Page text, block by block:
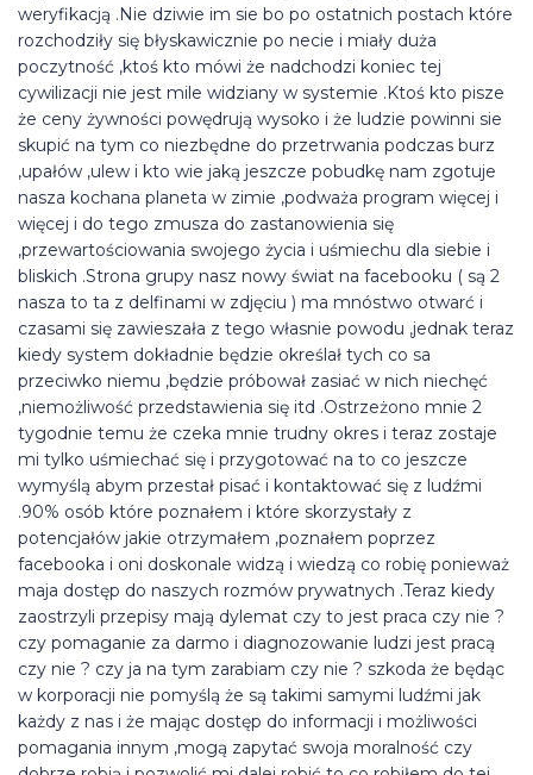
weryfikacją .Nie dziwie im sie bo po ostatnich postach które
rozchodziły się błyskawicznie po necie i miały duża
poczytność ,ktoś kto mówi że nadchodzi koniec tej
cywilizacji nie jest mile widziany w systemie .Ktoś kto pisze
że ceny żywności powędrują wysoko i że ludzie powinni sie
skupić na tym co niezbędne do przetrwania podczas burz
,upałów ,ulew i kto wie jaką jeszcze pobudkę nam zgotuje
nasza kochana planeta w zimie ,podważa program więcej i
więcej i do tego zmusza do zastanowienia się
,przewartościowania swojego życia i uśmiechu dla siebie i
bliskich .Strona grupy nasz nowy świat na facebooku ( są 2
nasza to ta z delfinami w zdjęciu ) ma mnóstwo otwarć i
czasami się zawieszała z tego własnie powodu ,jednak teraz
kiedy system dokładnie będzie określał tych co sa
przeciwko niemu ,będzie próbował zasiać w nich niechęć
,niemożliwość przedstawienia się itd .Ostrzeżono mnie 2
tygodnie temu że czeka mnie trudny okres i teraz zostaje
mi tylko uśmiechać się i przygotować na to co jeszcze
wymyślą abym przestał pisać i kontaktować się z ludźmi
.90% osób które poznałem i które skorzystały z
potencjałów jakie otrzymałem ,poznałem poprzez
facebooka i oni doskonale widzą i wiedzą co robię ponieważ
maja dostęp do naszych rozmów prywatnych .Teraz kiedy
zaostrzyli przepisy mają dylemat czy to jest praca czy nie ?
czy pomaganie za darmo i diagnozowanie ludzi jest pracą
czy nie ? czy ja na tym zarabiam czy nie ? szkoda że będąc
w korporacji nie pomyślą że są takimi samymi ludźmi jak
każdy z nas i że mając dostęp do informacji i możliwości
pomagania innym ,mogą zapytać swoja moralność czy